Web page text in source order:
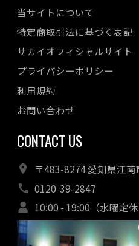
当サイトについて
特定商取引法に基づく表記
サカイオフィシャルサイト
プライバシーポリシー
利用規約
お問い合わせ
CONTACT US
〒483-8274 愛知県江
0120-39-2847
10:00 - 19:00（水曜定休